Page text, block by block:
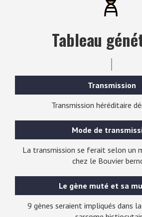
Tableau
Transmission
Transmission héréditaire
Mode de
La transmission se ferait selon un
chez le Bouvier
Le gène muté et sa
9 gènes seraient impliqués dans